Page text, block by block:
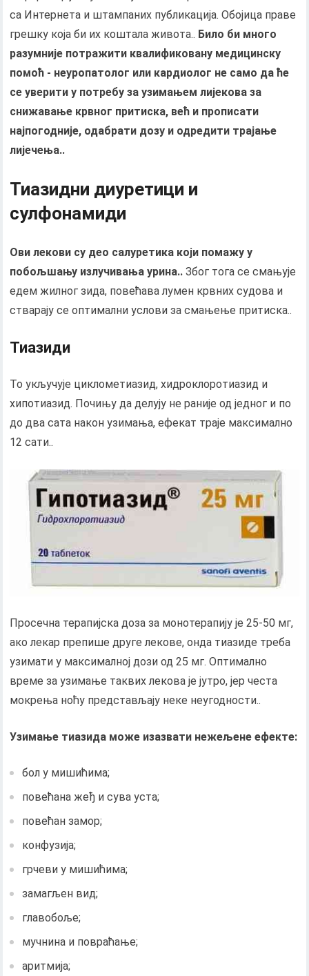
са Интернета и штампаних публикација. Обојица праве
грешку која би их коштала живота.. Било би много
разумније потражити квалификовану медицинску
помоћ - неуропатолог или кардиолог не само да ће
се уверити у потребу за узимањем лијекова за
снижавање крвног притиска, већ и прописати
најпогодније, одабрати дозу и одредити трајање
лијечења..
Тиазидни диуретици и
сулфонамиди
Ови лекови су део салуретика који помажу у
побољшању излучивања урина.. Због тога се смањује
едем жилног зида, повећава лумен крвних судова и
стварају се оптимални услови за смањење притиска..
Тиазиди
То укључује циклометиазид, хидроклоротиазид и
хипотиазид. Почињу да делују не раније од једног и по
до два сата након узимања, ефекат траје максимално
12 сати..
Просечна терапијска доза за монотерапију је 25-50 мг,
ако лекар препише друге лекове, онда тиазиде треба
узимати у максималној дози од 25 мг. Оптимално
време за узимање таквих лекова је јутро, јер честа
мокрења ноћу представљају неке неугодности..
Узимање тиазида може изазвати нежељене ефекте:
бол у мишићима;
повећана жеђ и сува уста;
повећан замор;
конфузија;
грчеви у мишићима;
замагљен вид;
главобоље;
мучнина и повраћање;
аритмија;